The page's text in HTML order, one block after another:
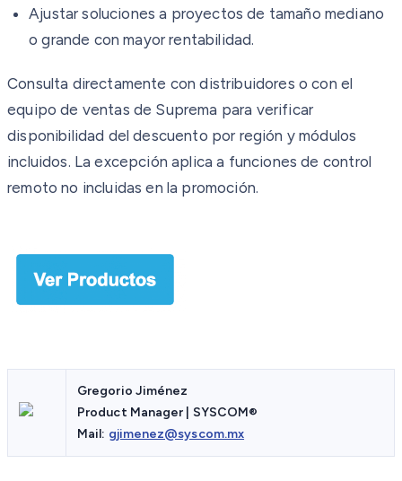
Ajustar soluciones a proyectos de tamaño mediano
o grande con mayor rentabilidad.
Consulta directamente con distribuidores o con el
equipo de ventas de Suprema para verificar
disponibilidad del descuento por región y módulos
incluidos. La excepción aplica a funciones de control
remoto no incluidas en la promoción.
Gregorio Jiménez
Product Manager | SYSCOM®
Mail: gjimenez@syscom.mx